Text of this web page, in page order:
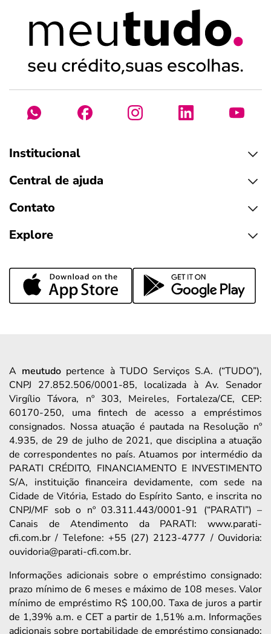
Institucional
Central de ajuda
Contato
Explore
A meutudopertence à TUDO Serviços S.A. (“TUDO”),
CNPJ 27.852.506/0001-85, localizada à Av. Senador
Virgílio Távora, nº 303, Meireles, Fortaleza/CE, CEP:
60170-250, uma fintech de acesso a empréstimos
consignados. Nossa atuação é pautada na Resolução nº
4.935, de 29 de julho de 2021, que disciplina a atuação
de correspondentes no país. Atuamos por intermédio da
PARATI CRÉDITO, FINANCIAMENTO E INVESTIMENTO
S/A, instituição financeira devidamente, com sede na
Cidade de Vitória, Estado do Espírito Santo, e inscrita no
CNPJ/MF sob o nº 03.311.443/0001-91 (“PARATI”) –
Canais de Atendimento da PARATI: www.parati-
cfi.com.br / Telefone: +55 (27) 2123-4777 / Ouvidoria:
ouvidoria@parati-cfi.com.br.
Informações adicionais sobre o empréstimo consignado:
prazo mínimo de 6 meses e máximo de 108 meses. Valor
mínimo de empréstimo R$ 100,00. Taxa de juros a partir
de 1,39% a.m. e CET a partir de 1,51% a.m. Informações
adicionais sobre portabilidade de empréstimo consignado: